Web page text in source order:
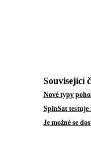
Související
Nové typy
SpinSat
Je možné se